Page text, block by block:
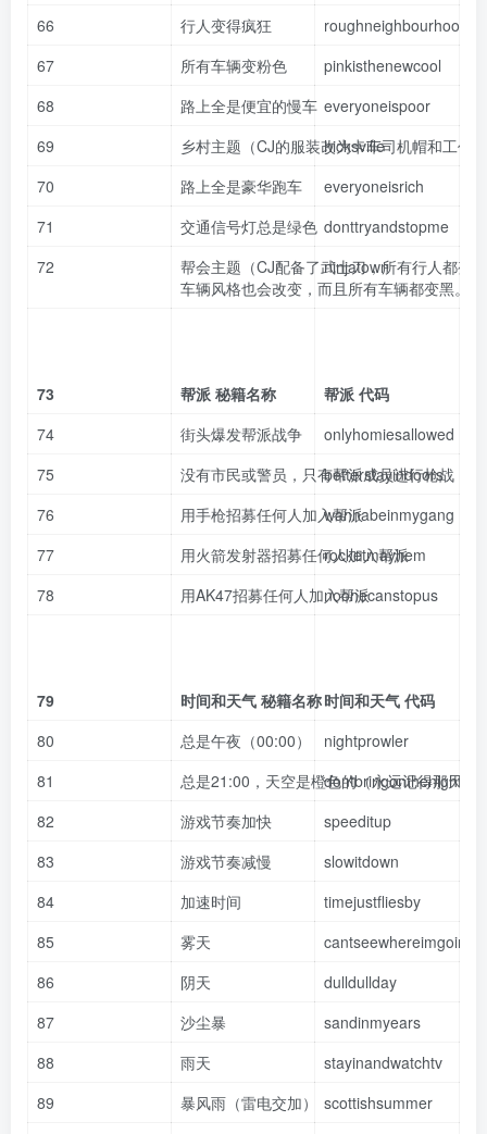
66
行人变得疯狂
roughneighbourhood
67
所有车辆变粉色
pinkisthenewcool
68
路上全是便宜的慢车 everyoneispoor
69
乡村主题（CJ的服装改为卡车司机帽和工作
hicksville
70
路上全是豪华跑车
everyoneisrich
71
交通信号灯总是绿色 donttryandstopme
72
帮会主题（CJ配备了武士刀，所有行人都变
车辆风格也会改变，而且所有车辆都变黑。）
ninjatown
73 帮派 秘籍名称
帮派 代码
74
街头爆发帮派战争
onlyhomiesallowed
75
没有市民或警员，只有帮派成员进行枪战
betterstayindoors
76
用手枪招募任何人加入帮派wannabeinmygang
77
用火箭发射器招募任何人加入帮派
rocketmayhem
78
用AK47招募任何人加入帮派noonecanstopus
79 时间和天气 秘籍名称时间和天气 代码
80
总是午夜（00:00）
nightprowler
81
总是21:00，天空是橙色的（永远记得那天夕
dontbringonthenight
82
游戏节奏加快
speeditup
83
游戏节奏减慢
slowitdown
84
加速时间
timejustfliesby
85
雾天
cantseewhereimgoing
86
阴天
dulldullday
87
沙尘暴
sandinmyears
88
雨天
stayinandwatchtv
89
暴风雨（雷电交加）
scottishsummer